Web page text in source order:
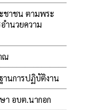
ชาชน ตามพระ
ำนวยความ
ณ
านการปฏิบัติงาน
า อบต.นากอก